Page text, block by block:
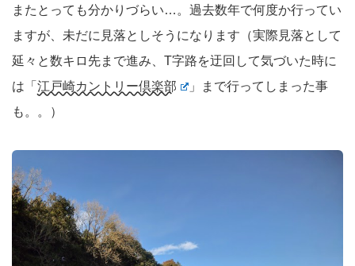
またとっても分かりづらい…。過去数年で何度か行ってい
ますが、未だに見落としそうになります（実際見落として
延々と数キロ先まで進み、T字路を迂回して気づいた時に
は「 江戸崎カントリー倶楽部
」まで行ってしまった事
も。。）